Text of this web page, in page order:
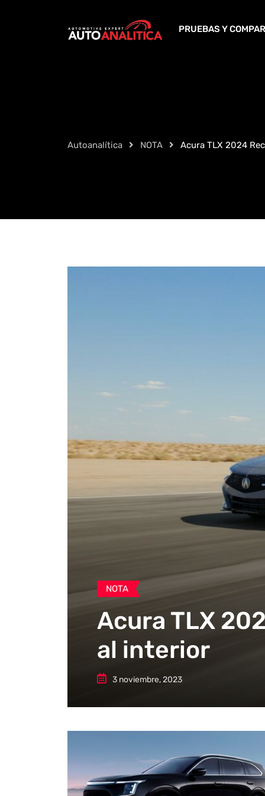
PRUEBAS Y
Autoanalítica NOTA Acura TLX 2024
NOTA
Acura TLX
al interior
3 noviembre, 2023